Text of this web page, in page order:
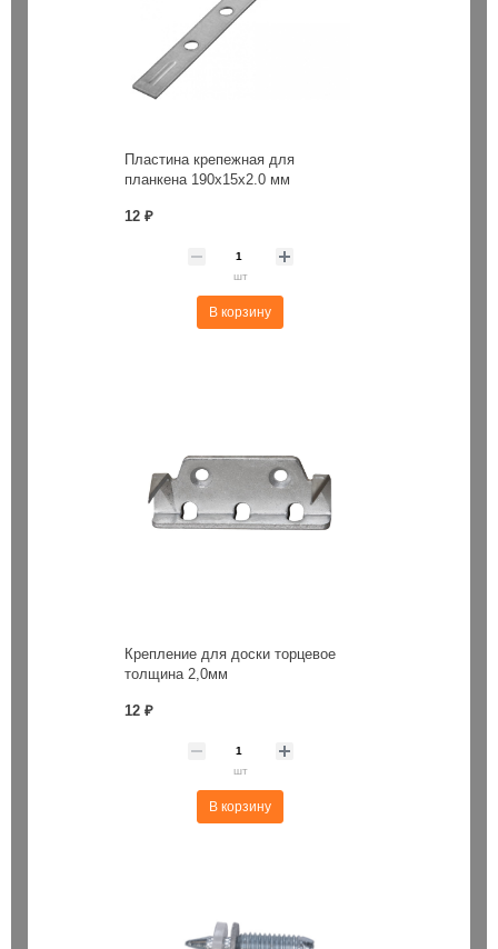
Пластина крепежная для
планкена 190х15х2.0 мм
12 ₽
шт
В корзину
Крепление для доски торцевое
толщина 2,0мм
12 ₽
шт
В корзину